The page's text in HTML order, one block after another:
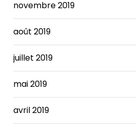
novembre 2019
août 2019
juillet 2019
mai 2019
avril 2019
increases.